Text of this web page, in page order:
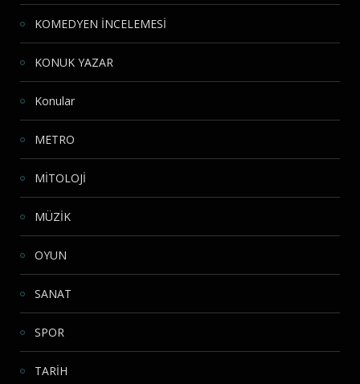
KOMEDYEN İNCELEMESİ
KONUK YAZAR
Konular
METRO
MİTOLOJİ
MÜZİK
OYUN
SANAT
SPOR
TARİH